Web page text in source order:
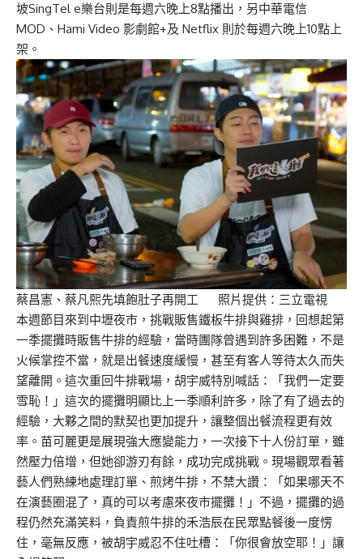
坡SingTel e樂台則是每週六晚上8點播出，另中華電信
MOD、Hami Video 影劇館+及 Netflix 則於每週六晚上10點上
架。
蔡昌憲、蔡凡熙先填飽肚子再開工 照片提供：三立電視
本週節目來到中壢夜市，挑戰販售鐵板牛排與雞排，回想起第
一季擺攤時販售牛排的經驗，當時團隊曾遇到許多困難，不是
火候掌控不當，就是出餐速度緩慢，甚至有客人等待太久而失
望離開。這次重回牛排戰場，胡宇威特別喊話：「我們一定要
雪恥！」這次的擺攤明顯比上一季順利許多，除了有了過去的
經驗，大夥之間的默契也更加提升，讓整個出餐流程更有效
率。苗可麗更是展現強大應變能力，一次接下十人份訂單，雖
然壓力倍增，但她卻游刃有餘，成功完成挑戰。現場觀眾看著
藝人們熟練地處理訂單、煎烤牛排，不禁大讚：「如果哪天不
在演藝圈混了，真的可以考慮來夜市擺攤！」不過，擺攤的過
程仍然充滿笑料，負責煎牛排的禾浩辰在民眾點餐後一度愣
住，毫無反應，被胡宇威忍不住吐槽：「你很會放空耶！」讓